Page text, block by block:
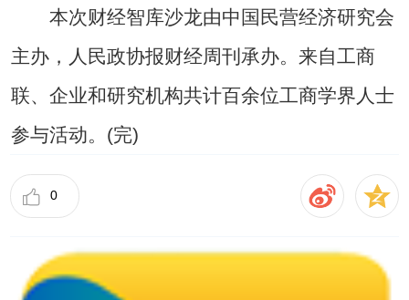
本次财经智库沙龙由中国民营经济研究会
主办，人民政协报财经周刊承办。来自工商
联、企业和研究机构共计百余位工商学界人士
参与活动。(完)
0